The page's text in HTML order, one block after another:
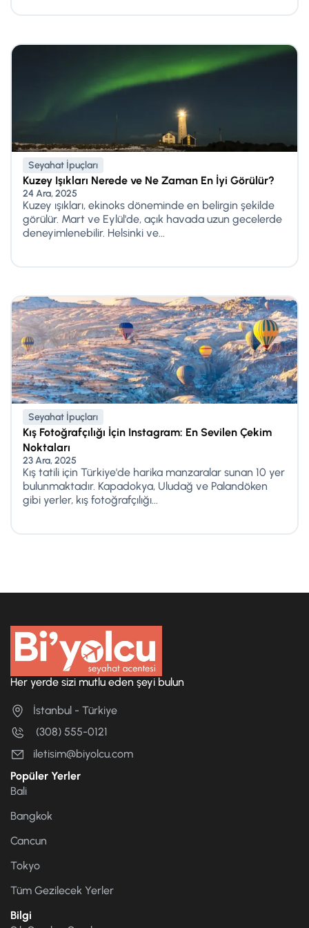
Seyahat İpuçları
Kuzey Işıkları Nerede ve Ne Zaman En İyi Görülür?
24 Ara, 2025
Kuzey ışıkları, ekinoks döneminde en belirgin şekilde
görülür. Mart ve Eylül'de, açık havada uzun gecelerde
deneyimlenebilir. Helsinki ve...
Seyahat İpuçları
Kış Fotoğrafçılığı İçin Instagram: En Sevilen Çekim
Noktaları
23 Ara, 2025
Kış tatili için Türkiye'de harika manzaralar sunan 10 yer
bulunmaktadır. Kapadokya, Uludağ ve Palandöken
gibi yerler, kış fotoğrafçılığı...
Her yerde sizi mutlu eden şeyi bulun
İstanbul - Türkiye
(308) 555-0121
iletisim@biyolcu.com
Popüler Yerler
Bali
Bangkok
Cancun
Tokyo
Tüm Gezilecek Yerler
Bilgi